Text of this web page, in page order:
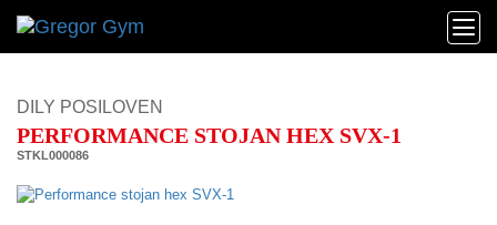
DILY POSILOVEN
PERFORMANCE STOJAN HEX SVX-1
STKL000086